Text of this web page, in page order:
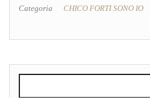
Categoria CHICO FORTI SONO IO